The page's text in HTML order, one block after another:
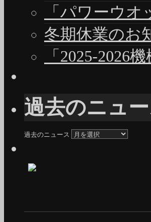
「パワーウオ
冬期休業のお
「2025-2026
過去のニュ
過去のニュース